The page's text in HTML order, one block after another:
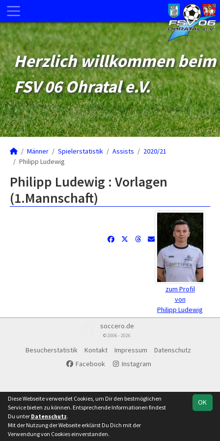
Herzlich willkommen beim
FSV 06 Ohratal e.V.
Männer Spielerstatistik Assists
2020/21
Philipp Ludewig
Philipp Ludewig : Vorlagen
(1.Mannschaft)
zum Profil
von
Philipp Ludewig
soccero.de
© 2006 - 2026
Besucherstatistik Kontakt Impressum
Datenschutz
Facebook
Instagram
OK
Diese Webseite verwendet Cookies, um Dir den bestmöglichen
Service bieten zu können. Entsprechende Informationen findest
Du unter Datenschutz.
Mit der Nutzung der Webseite erklärst Du Dich mit der
Verwendung von Cookies einverstanden.